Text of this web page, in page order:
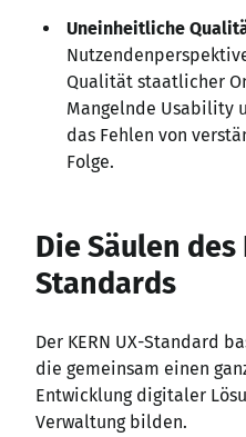
Uneinheitliche
Qualität staatlicher
Mangelnde Usability
das Fehlen von
Folge.
Die Säulen des
Standards
Der KERN UX-Standard
die gemeinsam einen
Entwicklung digitaler
Verwaltung bilden.